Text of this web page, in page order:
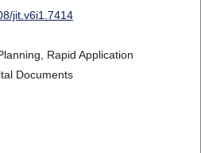
jit.v6i1.7414
Rapid Application
Documents